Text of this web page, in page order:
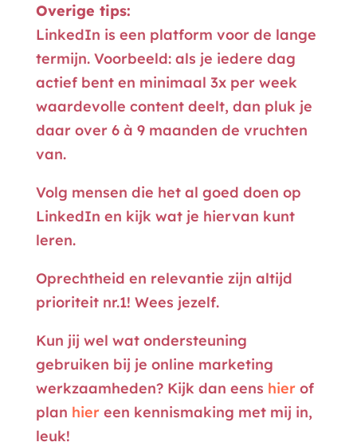
Overige tips:
LinkedIn is een platform voor de lange
termijn. Voorbeeld: als je iedere dag
actief bent en minimaal 3x per week
waardevolle content deelt, dan pluk je
daar over 6 à 9 maanden de vruchten
van.
Volg mensen die het al goed doen op
LinkedIn en kijk wat je hiervan kunt
leren.
Oprechtheid en relevantie zijn altijd
prioriteit nr.1! Wees jezelf.
Kun jij wel wat ondersteuning
gebruiken bij je online marketing
werkzaamheden? Kijk dan eens hierof
plan hiereen kennismaking met mij in,
leuk!